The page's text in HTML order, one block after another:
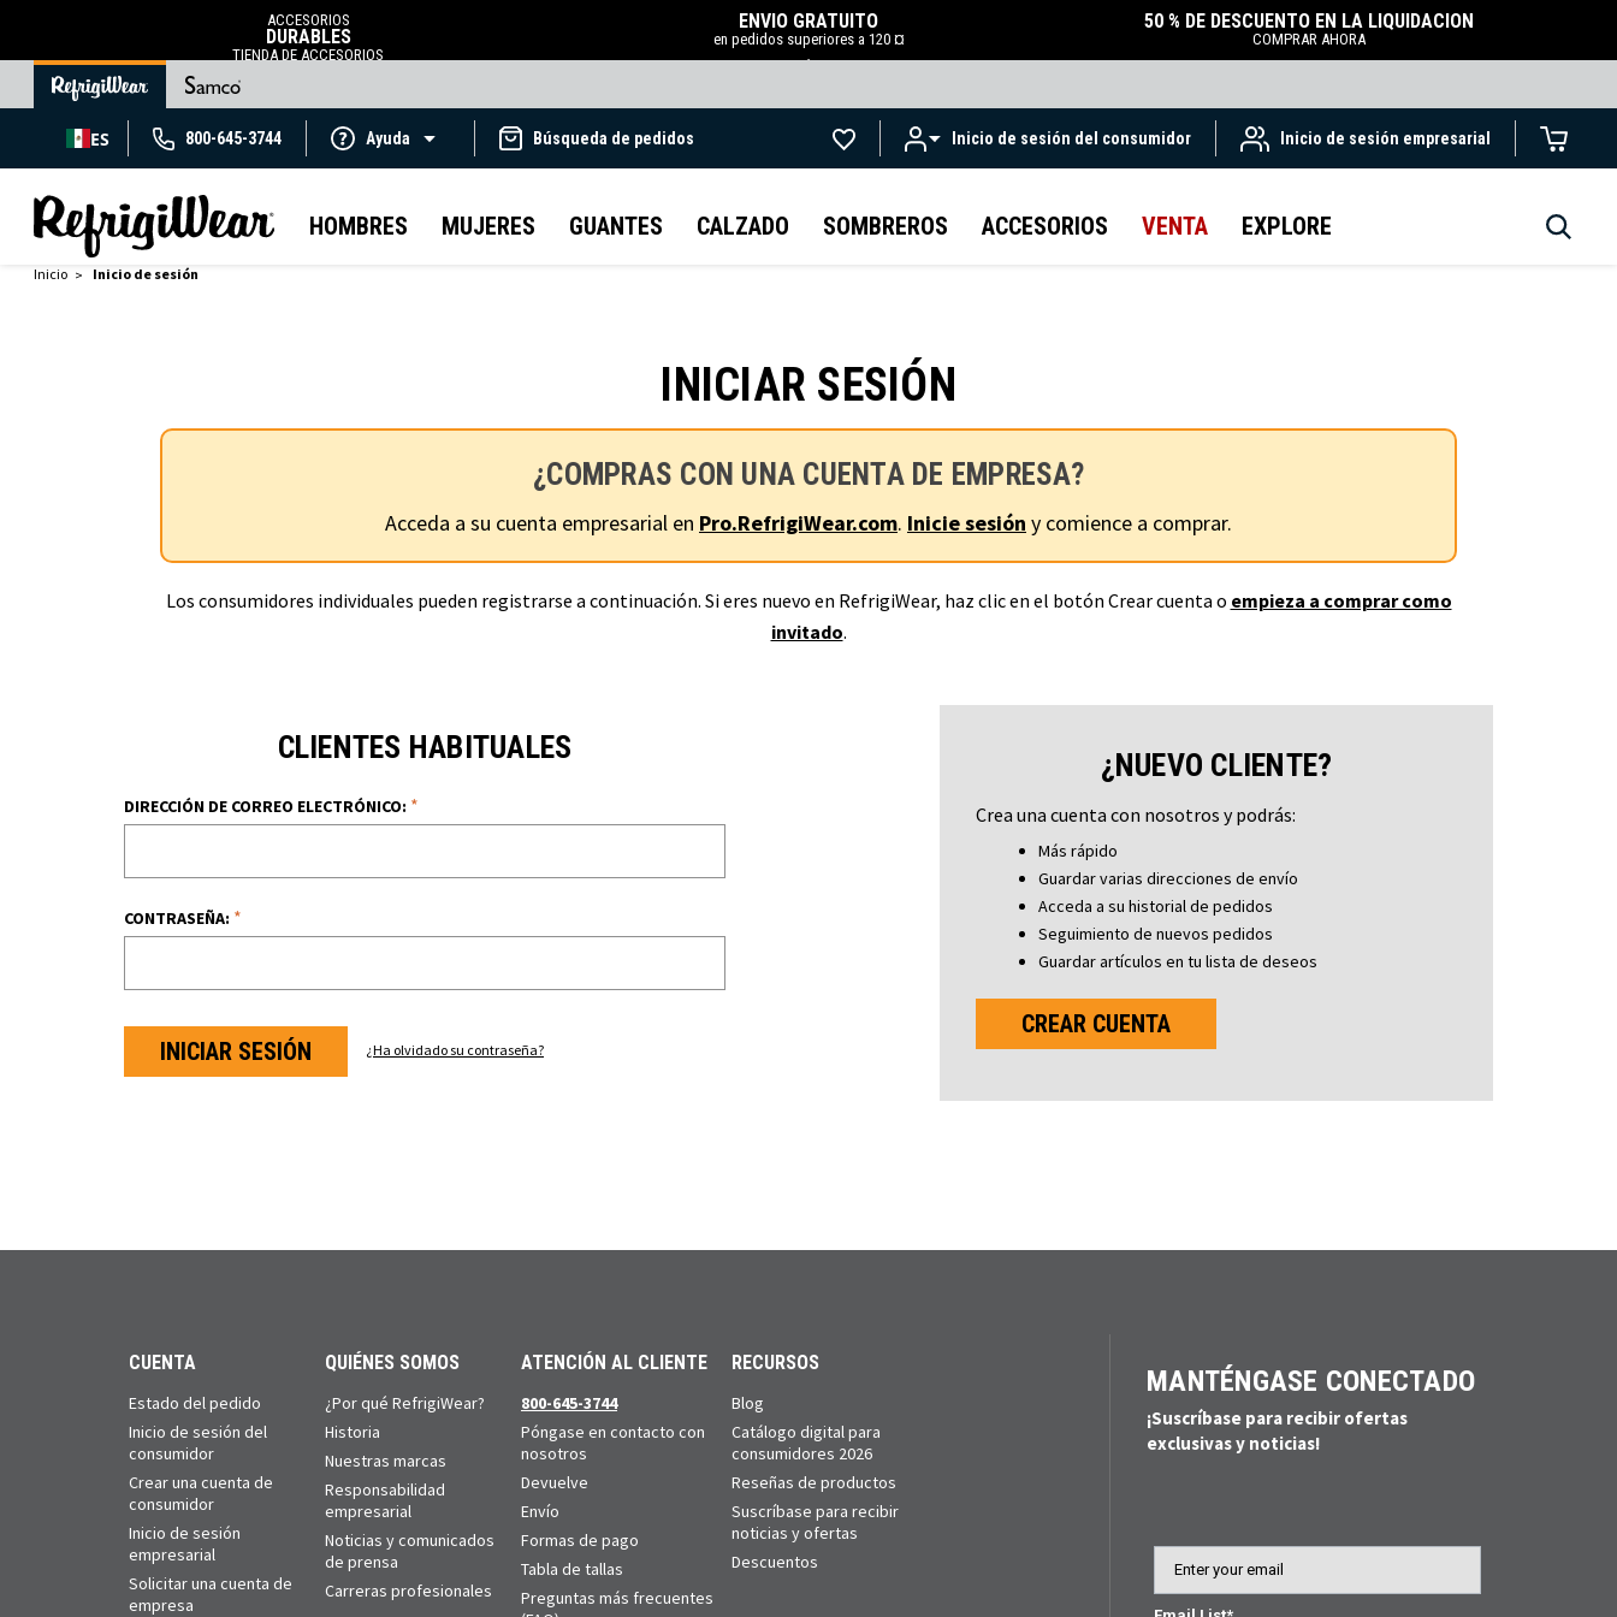
ACCESORIOS
DURABLES
TIENDA DE ACCESORIOS
ENVÍO GRATUITO
en pedidos superiores a 120 ¤
.
50 % DE DESCUENTO EN LA LIQUIDACIÓN
COMPRAR AHORA
ES 800-645-3744 Ayuda Búsqueda de pedidos Inicio de sesión del consumidor Inicio de sesión empresarial
HOMBRES MUJERES GUANTES CALZADO SOMBREROS ACCESORIOS VENTA EXPLORE
Inicio Inicio de sesión
INICIAR SESIÓN
¿COMPRAS CON UNA CUENTA DE EMPRESA?
Acceda a su cuenta empresarial en Pro.RefrigiWear.com. Inicie sesión y comience a comprar.
Los consumidores individuales pueden registrarse a continuación. Si eres nuevo en RefrigiWear, haz clic en el botón Crear cuenta o empieza a comprar como
invitado.
CLIENTES HABITUALES
DIRECCIÓN DE CORREO ELECTRÓNICO: *
CONTRASEÑA: *
¿Ha olvidado su contraseña?
¿NUEVO CLIENTE?
Crea una cuenta con nosotros y podrás:
Más rápido
Guardar varias direcciones de envío
Acceda a su historial de pedidos
Seguimiento de nuevos pedidos
Guardar artículos en tu lista de deseos
CREAR CUENTA
CUENTA
Estado del pedido
Inicio de sesión del
consumidor
Crear una cuenta de
consumidor
Inicio de sesión
empresarial
Solicitar una cuenta de
empresa
QUIÉNES SOMOS
¿Por qué RefrigiWear?
Historia
Nuestras marcas
Responsabilidad
empresarial
Noticias y comunicados
de prensa
Carreras profesionales
ATENCIÓN AL CLIENTE
800-645-3744
Póngase en contacto con
nosotros
Devuelve
Envío
Formas de pago
Tabla de tallas
Preguntas más frecuentes
RECURSOS
Blog
Catálogo digital para
consumidores 2026
Reseñas de productos
Suscríbase para recibir
noticias y ofertas
Descuentos
MANTÉNGASE CONECTADO
¡Suscríbase para recibir ofertas
exclusivas y noticias!